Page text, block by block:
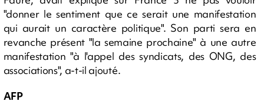
"donner le sentiment que ce serait une manifestation
qui aurait un caractère politique". Son parti sera en
revanche présent "la semaine prochaine" à une autre
manifestation "à l'appel des syndicats, des ONG, des
associations", a-t-il ajouté.
AFP